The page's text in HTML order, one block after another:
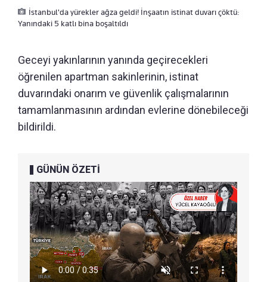
İstanbul'da yürekler ağza geldi! İnşaatın istinat duvarı çöktü:
Yanındaki 5 katlı bina boşaltıldı
Geceyi yakınlarının yanında geçirecekleri
öğrenilen apartman sakinlerinin, istinat
duvarındaki onarım ve güvenlik çalışmalarının
tamamlanmasının ardından evlerine dönebileceği
bildirildi.
GÜNÜN ÖZETİ